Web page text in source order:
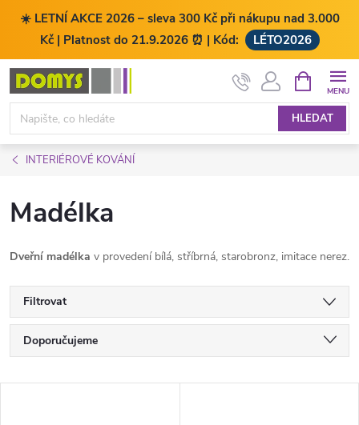
☀️ LETNÍ AKCE 2026 – sleva 300 Kč při nákupu nad 3.000
Kč | Platnost do 21.9.2026 ⏰ | Kód:
LÉTO2026
Přejít
obsah
HLEDAT
NÁKUPNÍ
KOŠÍK
INTERIÉROVÉ KOVÁNÍ
Madélka
Dveřní madélka v provedení bílá, stříbrná, starobronz, imitace nerez.
Filtrovat
Ř
a
Doporučujeme